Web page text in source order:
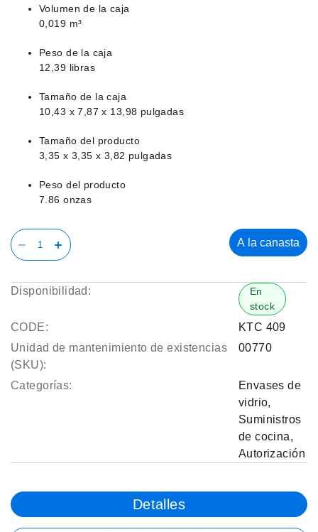
Volumen de la caja
0,019 m³
Peso de la caja
12,39 libras
Tamaño de la caja
10,43 x 7,87 x 13,98 pulgadas
Tamaño del producto
3,35 x 3,35 x 3,82 pulgadas
Peso del producto
7.86 onzas
A la canasta
Disponibilidad:
En
stock
CODE:
KTC 409
Unidad de mantenimiento de existencias
(SKU):
00770
Categorías:
Envases de
vidrio,
Suministros
de cocina,
Autorización
Detalles